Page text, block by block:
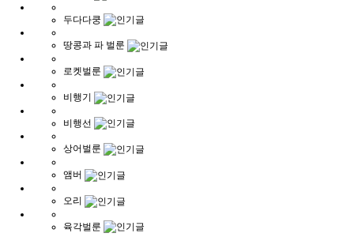
두다다쿵
땅콩과 파 벌룬
로켓벌룬
비행기
비행선
상어벌룬
앰버
오리
육각벌룬